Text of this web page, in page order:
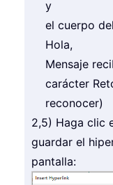
y
el cuerpo
Hola,
Mensaje
carácter
reconocer)
2,5) Haga clic
guardar el
pantalla: